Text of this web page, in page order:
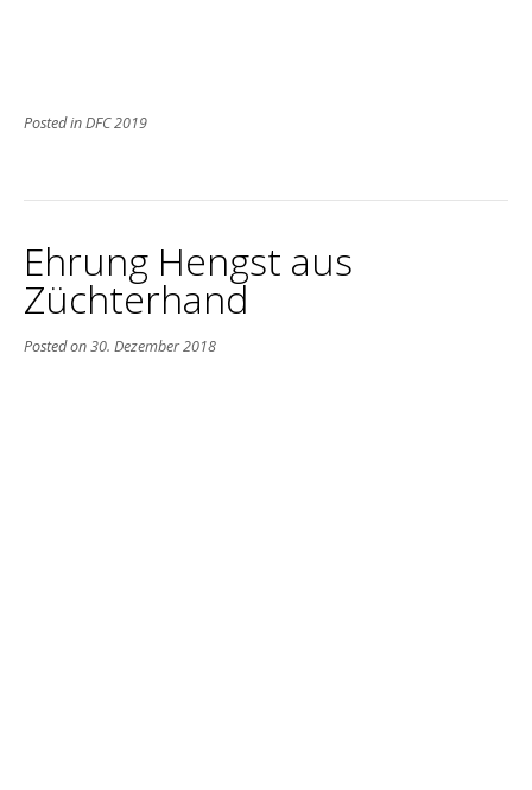
Posted inDFC 2019
Ehrung Hengst aus
Züchterhand
Posted on30. Dezember 2018